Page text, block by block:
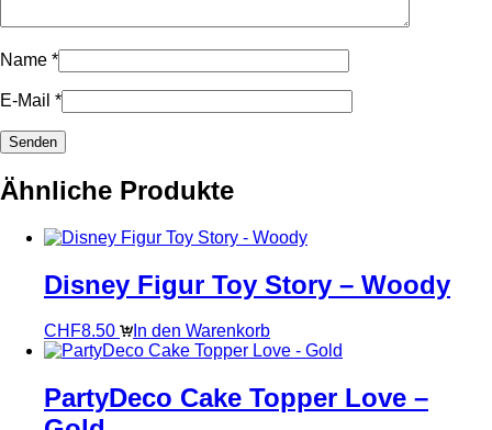
Name *
E-Mail *
Ähnliche Produkte
Disney Figur Toy Story – Woody
CHF8.50 In den Warenkorb
PartyDeco Cake Topper Love –